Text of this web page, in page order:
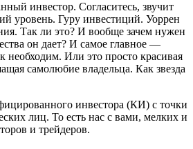
инвестор. Согласитесь, звучит
уровень. Гуру инвестиций. Уоррен
Так ли это? И вообще зачем нужен
он дает? И самое главное —
необходим. Или это просто красивая
самолюбие владельца. Как звезда
инвестора (КИ) с точки
лиц. То есть нас с вами, мелких и
и трейдеров.